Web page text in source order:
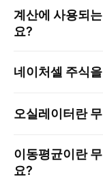
계산에 사용되
요?
네이처셀 주식
오실레이터란
이동평균이란
요?